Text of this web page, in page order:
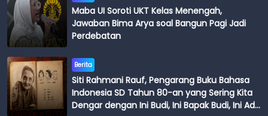
Maba UI Soroti UKT Kelas Menengah,
Jawaban Bima Arya soal Bangun Pagi Jadi
Perdebatan
Berita
Siti Rahmani Rauf, Pengarang Buku Bahasa
Indonesia SD Tahun 80-an yang Sering Kita
Dengar dengan Ini Budi, Ini Bapak Budi, Ini Adik